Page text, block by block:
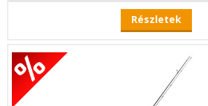
Részletek